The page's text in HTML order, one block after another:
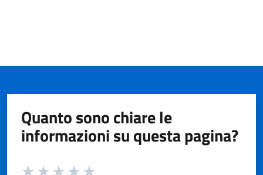
Quanto sono chiare le
informazioni su questa pagina?
Valuta da 1 a 5 stelle la pagina